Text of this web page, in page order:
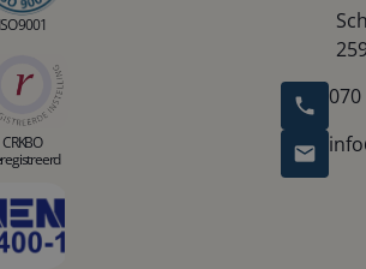
ISO 9001
CRKBO